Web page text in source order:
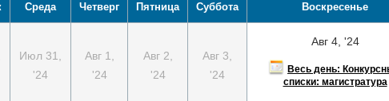
Среда Четверг Пятница Суббота Воскресенье
Июл 31,
'24
Авг 1,
'24
Авг 2,
'24
Авг 3,
'24
Авг 4, '24
Весь день:
списки: магистратура